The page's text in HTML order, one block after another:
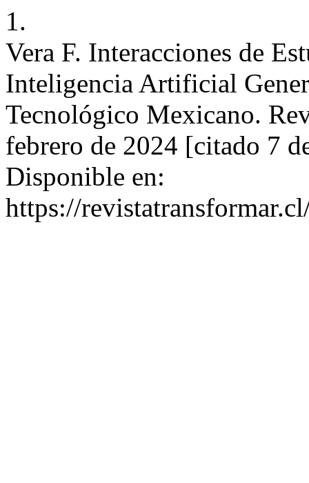
1.
Vera F. Interacciones de
Inteligencia Artificial
Tecnológico Mexicano.
febrero de 2024 [citado 7
Disponible en:
https://